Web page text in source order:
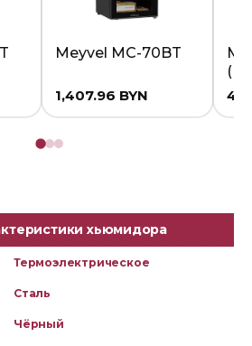
Meyvel MC-70BT
1,407.96 BYN
хьюмидора
Термоэлектрическое
Сталь
Чёрный